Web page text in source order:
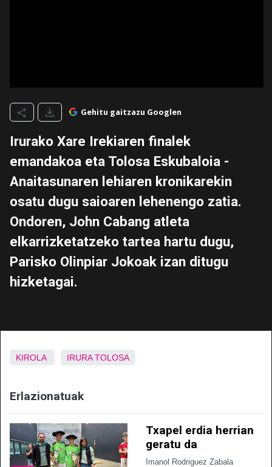
Gehitu gaitzazu Googlen
Irurako Xare Irekiaren finalek
emandakoa eta Tolosa Eskubaloia -
Anaitasunaren lehiaren kronikarekin
osatu dugu saioaren lehenengo zatia.
Ondoren, John Cabang atleta
elkarrizketatzeko tartea hartu dugu,
Parisko Olinpiar Jokoak izan ditugu
hizketagai.
KIROLA IRURA TOLOSA
Erlazionatuak
Txapel erdia herrian
geratu da
Imanol Rodriguez Zabala